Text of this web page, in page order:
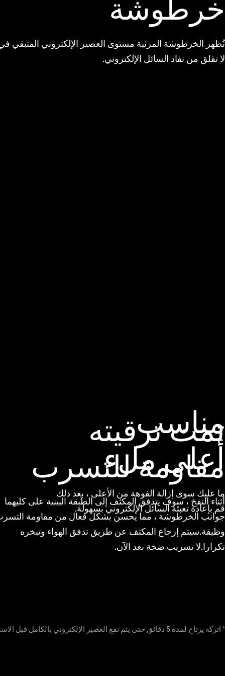
خرطوشة
تُظهر الخرطوشة المرئية مستوى العصير الإلكتروني المتبقي
لا تقلق من نفاد السائل الإلكتروني.
مناسب
أعلى ملء
ما عليك سوى إزالة الفوهة من الأعلى ، بعد ذلك
قم بإعادة تعبئة السائل الإلكتروني بسهولة.
* اتركه يرتاح لمدة 5 دقائق حتى يتم نقع العصير الإلكتروني بالكامل قبل الاستخدام
تمت ترقيته
مقاومة للتسرب
أثناء النفخ ، سوف يتدفق المكثف إلى الطبقة البينية على كليهما
جوانب الخرطوشة ، مما يحسن بشكل فعال من مقاومة
وظيفة.سيتم إرجاع المكثف عن طريق تدفق الهواء وتبخره
تكرارا.لا تسريب ضجة بعد الآن.